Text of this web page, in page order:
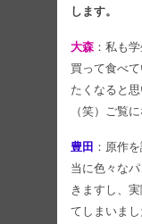
します。
大森 ：私も
買って食べ
たくなると
（笑）ご覧
豊田 ：原作
当に色々な
きますし、
てしまいま